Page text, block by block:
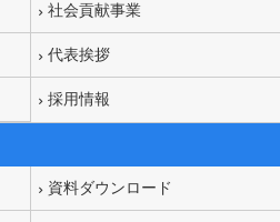
社会貢献事業
代表挨拶
採用情報
資料ダウンロード